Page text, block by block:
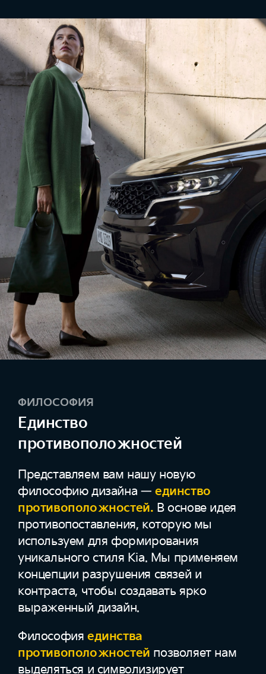
ФИЛОСОФИЯ
Единство
противоположностей
Представляем вам нашу новую
философию дизайна —единство
противоположностей. В основе идея
противопоставления, которую мы
используем для формирования
уникального стиля Kia. Мы применяем
концепции разрушения связей и
контраста, чтобы создавать ярко
выраженный дизайн.
Философия единства
противоположностей позволяет нам
выделяться и символизирует